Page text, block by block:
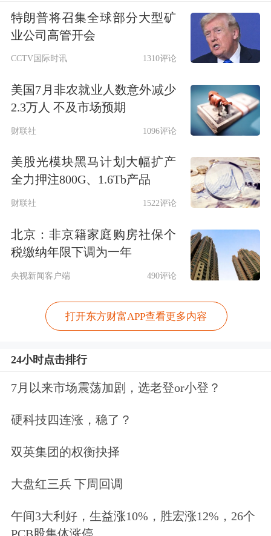
分行业统计，获融资净买入超百万元的
北交所股票中，
机械设备、
只、6只、5只个股上榜。
市场表现方面，3月5日获融资净买入超
百万元个股平均上涨1.65%，涨幅居前
的有通领科技、特瑞斯 常辅股份，分
别上涨41.42%、14.27%、8.89%， 下跌
的有15只，跌幅居前的有国航远洋、华
光源海、利通科技。
股3月5日加权平均换手率为6.50%，换
瑞斯等，日换手率分别为67.28%、
30.70%、30.32%，当日北交所股票日均
换手率为3.93%。（数据宝）
3月5日融资余额增加居前的北交所股票
左右拖动表格，可查看剩余表格内容
920225 利通科技 -3.68 9541.62
特朗普将召集全球部分大型矿
业公司高管开会
CCTV国际时讯 1310评论
美国7月非农就业人数意外减少
2.3万人 不及市场预期
财联社 1096评论
美股光模块黑马计划大幅扩产
全力押注800G、1.6Tb产品
财联社 1522评论
北京：非京籍家庭购房社保个
税缴纳年限下调为一年
央视新闻客户端 490评论
打开东方财富APP查看更多内容
24小时点击排行
7月以来市场震荡加剧，选老登or小登？
硬科技四连涨，稳了？
双英集团的权衡抉择
大盘红三兵 下周回调
午间3大利好，生益涨10%，胜宏涨12%，26个